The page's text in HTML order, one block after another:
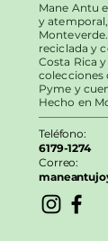
Mane Antu
y
reciclada y
Costa Rica
colecciones
Pyme y
Hecho en
Teléfono:
6179-1274
Correo: